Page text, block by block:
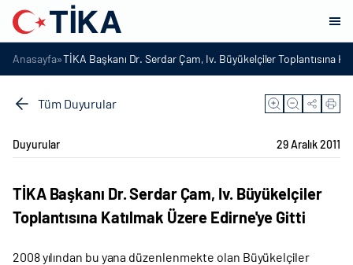
Anasayfa»TİKA Başkanı Dr. Serdar Çam, Iv. Büyükelçiler Toplantısına
Tüm Duyurular
Duyurular 29 Aralık 2011
TİKA Başkanı Dr. Serdar Çam, Iv. Büyükelçiler
Toplantısına Katılmak Üzere Edirne'ye Gitti
2008 yılından bu yana düzenlenmekte olan Büyükelçiler